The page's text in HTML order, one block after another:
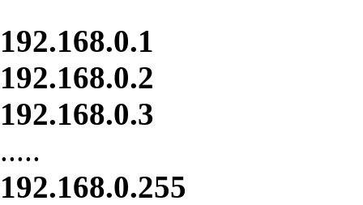
192.168.0.1
192.168.0.2
192.168.0.3
.....
192.168.0.255